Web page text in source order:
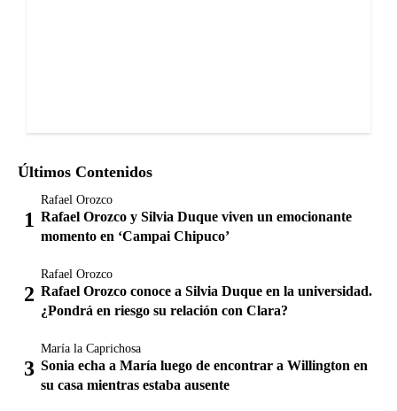
Últimos Contenidos
Rafael Orozco
Rafael Orozco y Silvia Duque viven un emocionante
momento en ‘Campai Chipuco’
Rafael Orozco
Rafael Orozco conoce a Silvia Duque en la universidad.
¿Pondrá en riesgo su relación con Clara?
María la Caprichosa
Sonia echa a María luego de encontrar a Willington en
su casa mientras estaba ausente